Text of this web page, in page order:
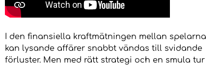
I den finansiella kraftmätningen mellan spelarna
kan lysande affärer snabbt vändas till svidande
förluster. Men med rätt strategi och en smula tur